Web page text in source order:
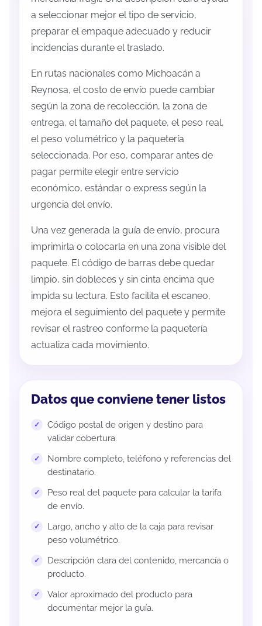
a seleccionar mejor el tipo de servicio,
preparar el empaque adecuado y reducir
incidencias durante el traslado.
En rutas nacionales como Michoacán a
Reynosa, el costo de envío puede cambiar
según la zona de recolección, la zona de
entrega, el tamaño del paquete, el peso real,
el peso volumétrico y la paquetería
seleccionada. Por eso, comparar antes de
pagar permite elegir entre servicio
económico, estándar o express según la
urgencia del envío.
Una vez generada la guía de envío, procura
imprimirla o colocarla en una zona visible del
paquete. El código de barras debe quedar
limpio, sin dobleces y sin cinta encima que
impida su lectura. Esto facilita el escaneo,
mejora el seguimiento del paquete y permite
revisar el rastreo conforme la paquetería
actualiza cada movimiento.
Datos que conviene tener listos
Código postal de origen y destino para
validar cobertura.
Nombre completo, teléfono y referencias del
destinatario.
Peso real del paquete para calcular la tarifa
de envío.
Largo, ancho y alto de la caja para revisar
peso volumétrico.
Descripción clara del contenido, mercancía o
producto.
Valor aproximado del producto para
documentar mejor la guía.